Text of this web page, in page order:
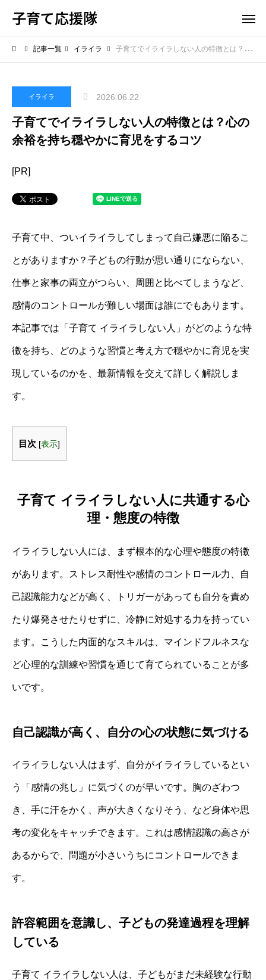
子育て応援隊
記事一覧 イライラ 子育てでイライラしない人の特徴とは？心の余裕を持ち穏やかに育児をするコツ
イライラ 2026.06.22
子育てでイライラしない人の特徴とは？心の
余裕を持ち穏やかに育児をするコツ
[PR]
子育て中、ついイライラしてしまって自己嫌悪に陥るこ
とがありますか？子どもの行動が思い通りにならない、
仕事と家事の両立がつらい、周囲と比べてしまうなど、
感情のコントロールが難しい場面は誰にでもあります。
本記事では「子育て イライラしない人」がどのような特
徴を持ち、どのような習慣と考え方で穏やかに育児を実
現しているのかを、最新情報を交えて詳しく解説しま
す。
目次 [表示]
子育て イライラしない人に共通する心
理・態度の特徴
イライラしない人には、まず根本的な心理や態度の特徴
があります。ストレス耐性や感情のコントロール力、自
己認識能力などが高く、トリガーがあっても自分を責め
たり爆発させたりせずに、冷静に対処する力を持ってい
ます。こうした内面的なスキルは、マインドフルネスな
ど心理的な訓練や習慣を通じて育てられていることが多
いです。
自己認識が高く、自分の心の状態に気づける
イライラしない人はまず、自分がイライラしているとい
う「感情の兆し」に気づくのが早いです。胸のざわつ
き、手に汗をかく、声が大きくなりそう、など身体や思
考の変化をキャッチできます。これは感情認識の高さが
あるからで、問題が小さいうちにコントロールできま
す。
許容範囲を意識し、子どもの発達過程を理解
している
子育て イライラしない人は、子どもがまだ未経験な行動